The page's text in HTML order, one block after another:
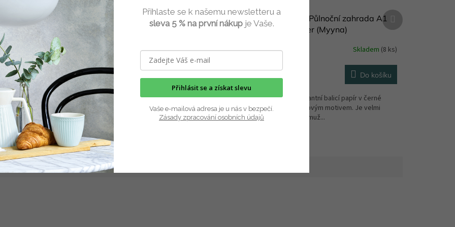
stuha pertle 3 mm 25 m
Skladem
DETAIL
na papírové špulce je určená k
galanterii, k výrobě
Stuha sametová oboustranná na
cívce 7 m různé barvy
Skladem(1 ks)
109 Kč
Oboustranná sametová stuha na plastové
cívce je vhodná k výrobě a...
Balicí papír Půlnoční zahrada A1
Mankaipaper (Myyna)
Skladem (8 ks)
50 Kč Do košíku
Novinka – elegantní balicí papír v černé
barvě s květinovým motivem. Je velmi
pevný, díky čemuž...
Další
produkt
Přihlaste se k našemu newsletteru a
sleva 5 % na první nákupje Vaše.
Přihlásit se a získat slevu
Vaše e-mailová adresa je u nás v bezpečí.
Zásady zpracování osobních údajů